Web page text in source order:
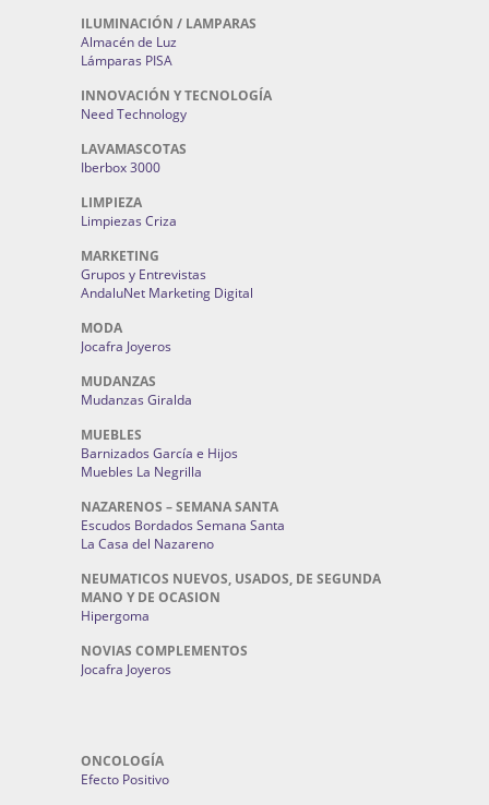
ILUMINACIÓN / LAMPARAS
Almacén de Luz
Lámparas PISA
INNOVACIÓN Y TECNOLOGÍA
Need Technology
LAVAMASCOTAS
Iberbox 3000
LIMPIEZA
Limpiezas Criza
MARKETING
Grupos y Entrevistas
AndaluNet Marketing Digital
MODA
Jocafra Joyeros
MUDANZAS
Mudanzas Giralda
MUEBLES
Barnizados García e Hijos
Muebles La Negrilla
NAZARENOS – SEMANA SANTA
Escudos Bordados Semana Santa
La Casa del Nazareno
NEUMATICOS NUEVOS, USADOS, DE SEGUNDA
MANO Y DE OCASION
Hipergoma
NOVIAS COMPLEMENTOS
Jocafra Joyeros
ONCOLOGÍA
Efecto Positivo